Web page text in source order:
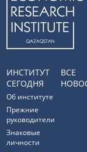
ИНСТИТУТ
СЕГОДНЯ
Об институте
Прежние
руководители
Знаковые
личности
ВСЕ